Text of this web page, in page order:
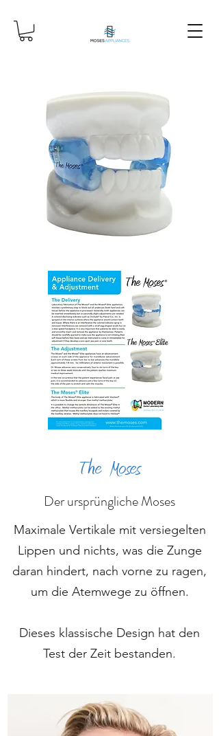
The Moses
Der ursprüngliche Moses
Maximale Vertikale mit versiegelten
Lippen und nichts, was die Zunge
daran hindert, nach vorne zu ragen,
um die Atemwege zu öffnen.
Dieses klassische Design hat den
Test der Zeit bestanden.